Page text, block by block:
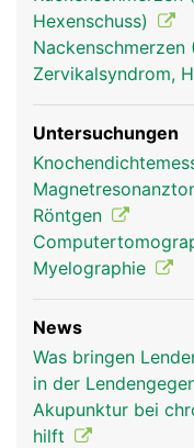
Frau
Hexenschuss)
Zervikalsyndrom,
Untersuchungen
Röntgen
Myelographie
News
Was bringen
in der
Akupunktur bei
hilft